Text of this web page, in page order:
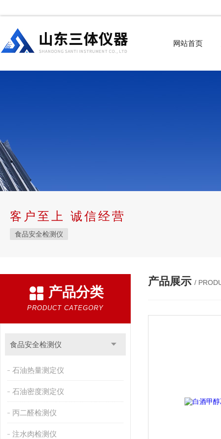
网站首页
客户至上 诚信经营
食品安全检测仪
产品分类
PRODUCT CATEGORY
食品安全检测仪
石油热量测定仪
石油密度测定仪
丙二醛检测仪
注水肉检测仪
产品展示 /